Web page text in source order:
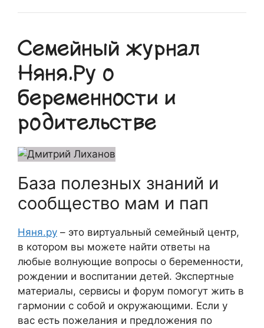
Семейный журнал
Няня.Ру о
беременности и
родительстве
База полезных знаний и
сообщество мам и пап
Няня.ру – это виртуальный семейный центр,
в котором вы можете найти ответы на
любые волнующие вопросы о беременности,
рождении и воспитании детей. Экспертные
материалы, сервисы и форум помогут жить в
гармонии с собой и окружающими. Если у
вас есть пожелания и предложения по